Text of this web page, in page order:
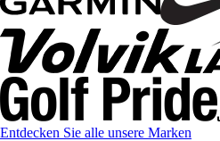
Entdecken Sie alle unsere Marken